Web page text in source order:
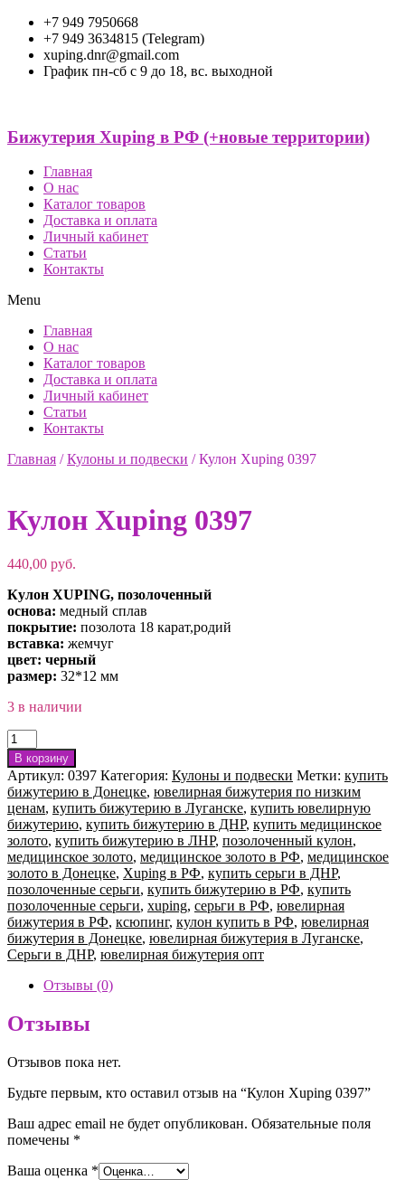
+7 949 7950668
+7 949 3634815 (Telegram)
xuping.dnr@gmail.com
График пн-сб с 9 до 18, вс. выходной
Бижутерия Xuping в РФ (+новые территории)
Главная
О нас
Каталог товаров
Доставка и оплата
Личный кабинет
Статьи
Контакты
Menu
Главная
О нас
Каталог товаров
Доставка и оплата
Личный кабинет
Статьи
Контакты
Главная /Кулоны и подвески /Кулон Xuping 0397
Кулон Xuping 0397
440,00 руб.
Кулон XUPING, позолоченный
основа: медный сплав
покрытие: позолота 18 карат,родий
вставка: жемчуг
цвет: черный
размер: 32*12 мм
3 в наличии
Количество
товара
Кулон
Xuping
0397
В корзину
Артикул: 0397 Категория: Кулоны и подвески Метки: купить
бижутерию в Донецке, ювелирная бижутерия по низким
ценам, купить бижутерию в Луганске, купить ювелирную
бижутерию, купить бижутерию в ДНР, купить медицинское
золото, купить бижутерию в ЛНР, позолоченный кулон,
медицинское золото, медицинское золото в РФ, медицинское
золото в Донецке, Xuping в РФ, купить серьги в ДНР,
позолоченные серьги, купить бижутерию в РФ, купить
позолоченные серьги, xuping, серьги в РФ, ювелирная
бижутерия в РФ, ксюпинг, кулон купить в РФ, ювелирная
бижутерия в Донецке, ювелирная бижутерия в Луганске,
Серьги в ДНР, ювелирная бижутерия опт
Отзывы (0)
Отзывы
Отзывов пока нет.
Будьте первым, кто оставил отзыв на “Кулон Xuping 0397”
Ваш адрес email не будет опубликован. Обязательные поля
помечены *
Ваша оценка *